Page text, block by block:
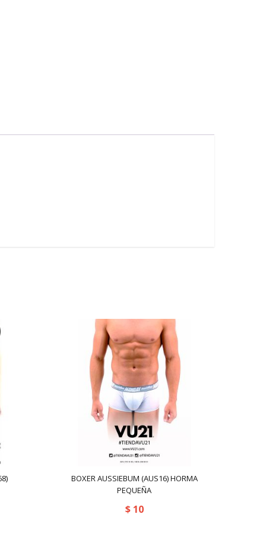
BOXER AUSSIEBUM (AUS16) HORMA
PEQUEÑA
$10